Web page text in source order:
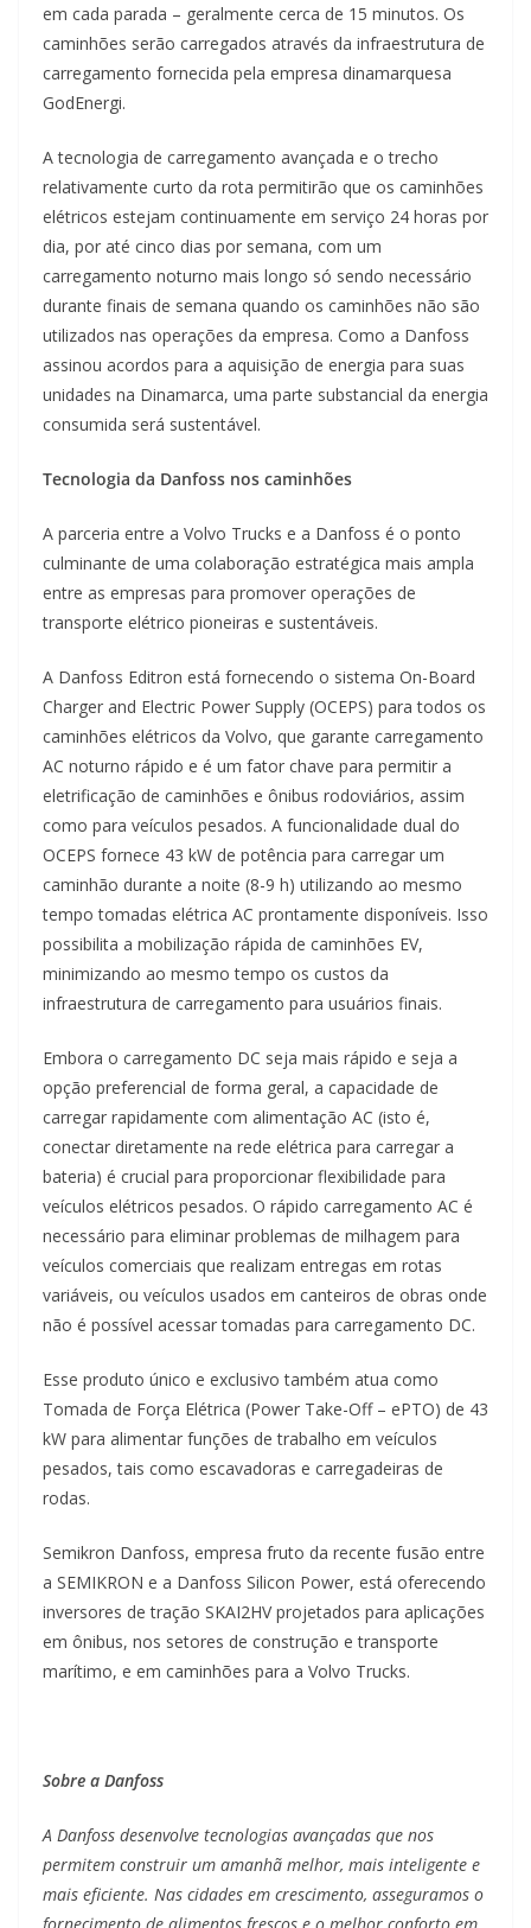
em cada parada – geralmente cerca de 15 minutos. Os
caminhões serão carregados através da infraestrutura de
carregamento fornecida pela empresa dinamarquesa
GodEnergi.
A tecnologia de carregamento avançada e o trecho
relativamente curto da rota permitirão que os caminhões
elétricos estejam continuamente em serviço 24 horas por
dia, por até cinco dias por semana, com um
carregamento noturno mais longo só sendo necessário
durante finais de semana quando os caminhões não são
utilizados nas operações da empresa. Como a Danfoss
assinou acordos para a aquisição de energia para suas
unidades na Dinamarca, uma parte substancial da energia
consumida será sustentável.
Tecnologia da Danfoss nos caminhões
A parceria entre a Volvo Trucks e a Danfoss é o ponto
culminante de uma colaboração estratégica mais ampla
entre as empresas para promover operações de
transporte elétrico pioneiras e sustentáveis.
A Danfoss Editron está fornecendo o sistema On-Board
Charger and Electric Power Supply (OCEPS) para todos os
caminhões elétricos da Volvo, que garante carregamento
AC noturno rápido e é um fator chave para permitir a
eletrificação de caminhões e ônibus rodoviários, assim
como para veículos pesados. A funcionalidade dual do
OCEPS fornece 43 kW de potência para carregar um
caminhão durante a noite (8-9 h) utilizando ao mesmo
tempo tomadas elétrica AC prontamente disponíveis. Isso
possibilita a mobilização rápida de caminhões EV,
minimizando ao mesmo tempo os custos da
infraestrutura de carregamento para usuários finais.
Embora o carregamento DC seja mais rápido e seja a
opção preferencial de forma geral, a capacidade de
carregar rapidamente com alimentação AC (isto é,
conectar diretamente na rede elétrica para carregar a
bateria) é crucial para proporcionar flexibilidade para
veículos elétricos pesados. O rápido carregamento AC é
necessário para eliminar problemas de milhagem para
veículos comerciais que realizam entregas em rotas
variáveis, ou veículos usados em canteiros de obras onde
não é possível acessar tomadas para carregamento DC.
Esse produto único e exclusivo também atua como
Tomada de Força Elétrica (Power Take-Off – ePTO) de 43
kW para alimentar funções de trabalho em veículos
pesados, tais como escavadoras e carregadeiras de
rodas.
Semikron Danfoss, empresa fruto da recente fusão entre
a SEMIKRON e a Danfoss Silicon Power, está oferecendo
inversores de tração SKAI2HV projetados para aplicações
em ônibus, nos setores de construção e transporte
marítimo, e em caminhões para a Volvo Trucks.
Sobre a Danfoss
A Danfoss desenvolve tecnologias avançadas que nos
permitem construir um amanhã melhor, mais inteligente e
mais eficiente. Nas cidades em crescimento, asseguramos o
fornecimento de alimentos frescos e o melhor conforto em